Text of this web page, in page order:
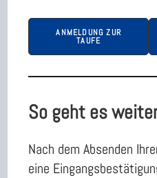
ANMELDUNG ZUR
TAUFE
So geht es
Nach dem Absenden
eine